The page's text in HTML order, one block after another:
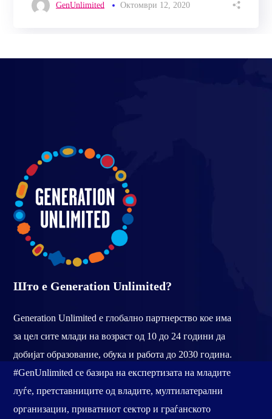
GenUnlimited Октомври 12, 2020
Што е Generation Unlimited?
Generation Unlimited е глобално партнерство кое има
за цел сите млади на возраст од 10 до 24 години да
добијат образование, обука и работа до 2030 година.
#GenUnlimited се базира на експертизата на младите
луѓе, претставниците од владите, мултилатерални
организации, приватниот сектор и граѓанското